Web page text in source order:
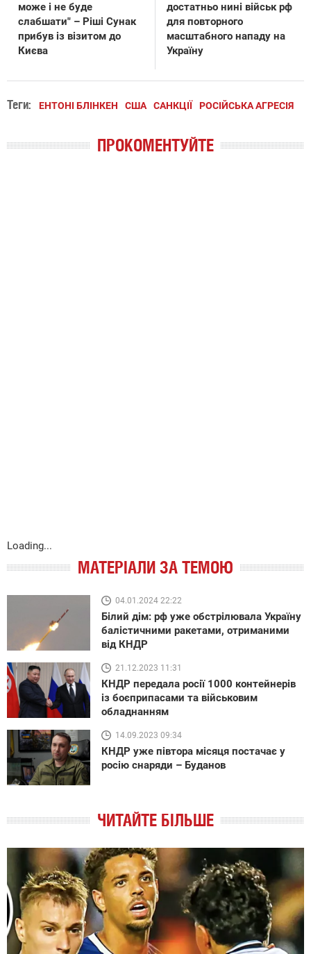
може і не буде
слабшати" – Ріші Сунак
прибув із візитом до
Києва
достатньо нині військ рф
для повторного
масштабного нападу на
Україну
Теги: ЕНТОНІ БЛІНКЕН США САНКЦІЇ РОСІЙСЬКА АГРЕСІЯ
ПРОКОМЕНТУЙТЕ
Loading...
МАТЕРІАЛИ ЗА ТЕМОЮ
04.01.2024 22:22
Білий дім: рф уже обстрілювала Україну
балістичними ракетами, отриманими
від КНДР
21.12.2023 11:31
КНДР передала росії 1000 контейнерів
із боєприпасами та військовим
обладнанням
14.09.2023 09:34
КНДР уже півтора місяця постачає у
росію снаряди – Буданов
ЧИТАЙТЕ БІЛЬШЕ